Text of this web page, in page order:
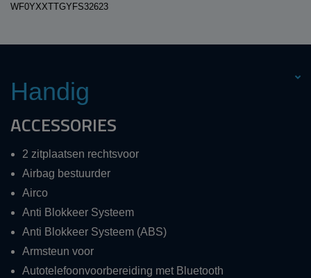
WF0YXXTTGYFS32623
Handig
ACCESSORIES
2 zitplaatsen rechtsvoor
Airbag bestuurder
Airco
Anti Blokkeer Systeem
Anti Blokkeer Systeem (ABS)
Armsteun voor
Autotelefoonvoorbereiding met Bluetooth